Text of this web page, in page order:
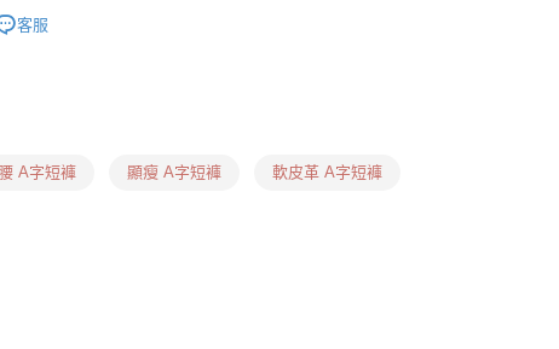
卡、多元支付)
客服
A字短褲 顯瘦 A字短褲 軟皮革 A字短褲